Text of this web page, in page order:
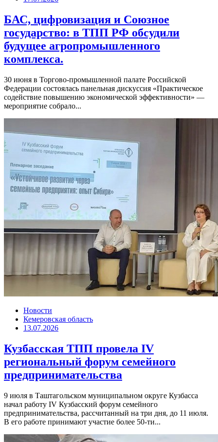
БАС, цифровизация и Союзное
государство: в ТПП РФ обсудили
будущее агропромышленного
комплекса.
30 июня в Торгово-промышленной палате Российской
Федерации состоялась панельная дискуссия «Практическое
содействие повышению экономической эффективности» —
мероприятие собрало...
Новости
Кемеровская область
13.07.2026
Кузбасская ТПП провела IV
региональный форум семейного
предпринимательства
9 июля в Таштагольском муниципальном округе Кузбасса
начал работу IV Кузбасский форум семейного
предпринимательства, рассчитанный на три дня, до 11 июля.
В его работе принимают участие более 50-ти...